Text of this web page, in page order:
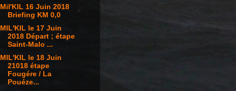
Mil'KIL 16 Juin 2018
Briefing KM 0,0
MIL'KIL le 17 Juin
2018 Départ ; étape
Saint-Malo ...
MIL'KIL le 18 Juin
21018 étape
Fougére / La
Pouéze...